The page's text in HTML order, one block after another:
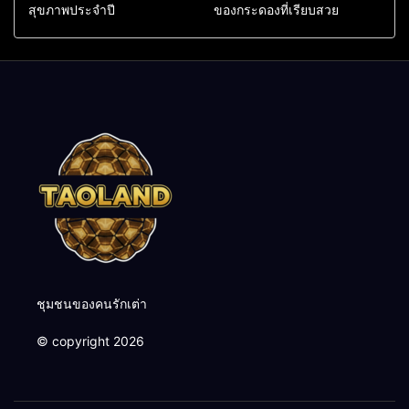
สุขภาพประจำปี
ของกระดองที่เรียบสวย
ชุมชนของคนรักเต่า
© copyright 2026